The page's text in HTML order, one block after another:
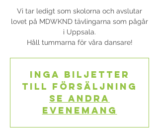
Vi tar ledigt som skolorna och avslutar
lovet på MDWKND tävlingarna som pågår
i Uppsala.
Håll tummarna för våra dansare!
Inga biljetter
till försäljning
Se andra
evenemang